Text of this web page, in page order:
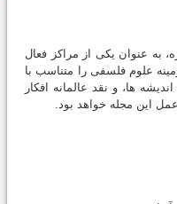
عنوان يكى از مراكز فعال
علوم فلسفى را متناسب با
ها، و نقد عالمانه افكار
اين مجله خواهد بود.